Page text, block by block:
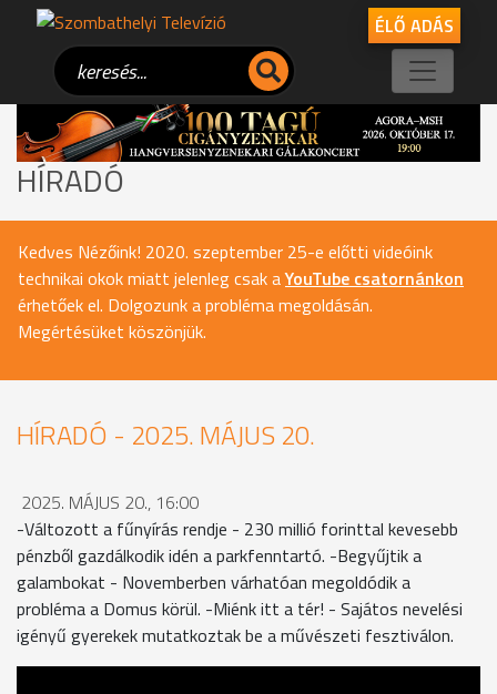
ÉLŐ ADÁS
HÍRADÓ
Kedves Nézőink! 2020. szeptember 25-e előtti videóink
technikai okok miatt jelenleg csak aYouTube csatornánkon
érhetőek el. Dolgozunk a probléma megoldásán.
Megértésüket köszönjük.
HÍRADÓ - 2025. MÁJUS 20.
2025. MÁJUS 20., 16:00
-Változott a fűnyírás rendje - 230 millió forinttal kevesebb
pénzből gazdálkodik idén a parkfenntartó. -Begyűjtik a
galambokat - Novemberben várhatóan megoldódik a
probléma a Domus körül. -Miénk itt a tér! - Sajátos nevelési
igényű gyerekek mutatkoztak be a művészeti fesztiválon.